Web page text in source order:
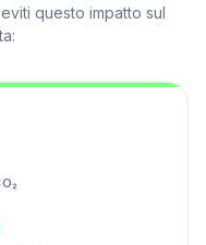
questo impatto sul